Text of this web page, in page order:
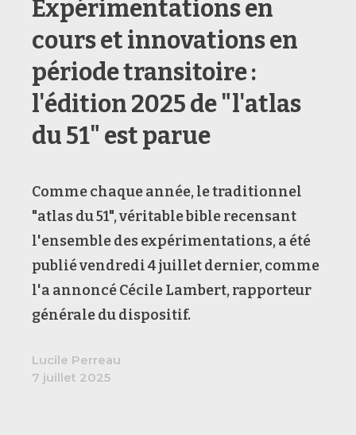
Expérimentations en
cours et innovations en
période transitoire :
l'édition 2025 de "l'atlas
du 51" est parue
Comme chaque année, le traditionnel
"atlas du 51", véritable bible recensant
l'ensemble des expérimentations, a été
publié vendredi 4 juillet dernier, comme
l'a annoncé Cécile Lambert, rapporteur
générale du dispositif.
Lucile Perreau
7 juillet 2025